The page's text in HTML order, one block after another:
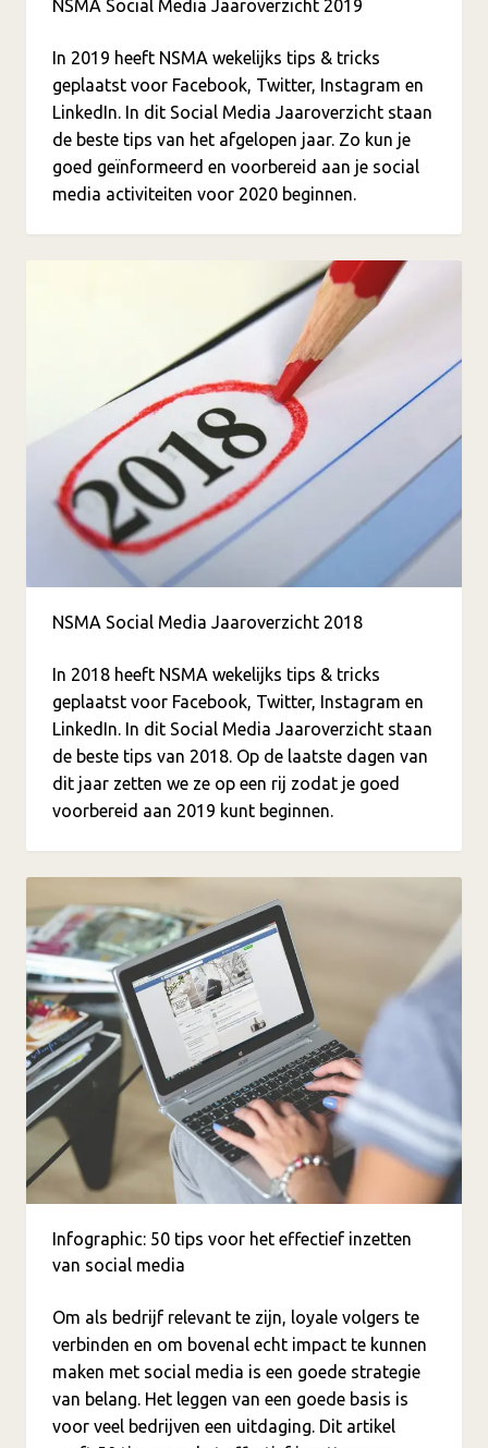
NSMA Social Media Jaaroverzicht 2019
In 2019 heeft NSMA wekelijks tips & tricks
geplaatst voor Facebook, Twitter, Instagram en
LinkedIn. In dit Social Media Jaaroverzicht staan
de beste tips van het afgelopen jaar. Zo kun je
goed geïnformeerd en voorbereid aan je social
media activiteiten voor 2020 beginnen.
NSMA Social Media Jaaroverzicht 2018
In 2018 heeft NSMA wekelijks tips & tricks
geplaatst voor Facebook, Twitter, Instagram en
LinkedIn. In dit Social Media Jaaroverzicht staan
de beste tips van 2018. Op de laatste dagen van
dit jaar zetten we ze op een rij zodat je goed
voorbereid aan 2019 kunt beginnen.
Infographic: 50 tips voor het effectief inzetten
van social media
Om als bedrijf relevant te zijn, loyale volgers te
verbinden en om bovenal echt impact te kunnen
maken met social media is een goede strategie
van belang. Het leggen van een goede basis is
voor veel bedrijven een uitdaging. Dit artikel